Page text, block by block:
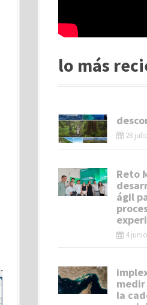
lo más
28
Reto
ágil
4
la